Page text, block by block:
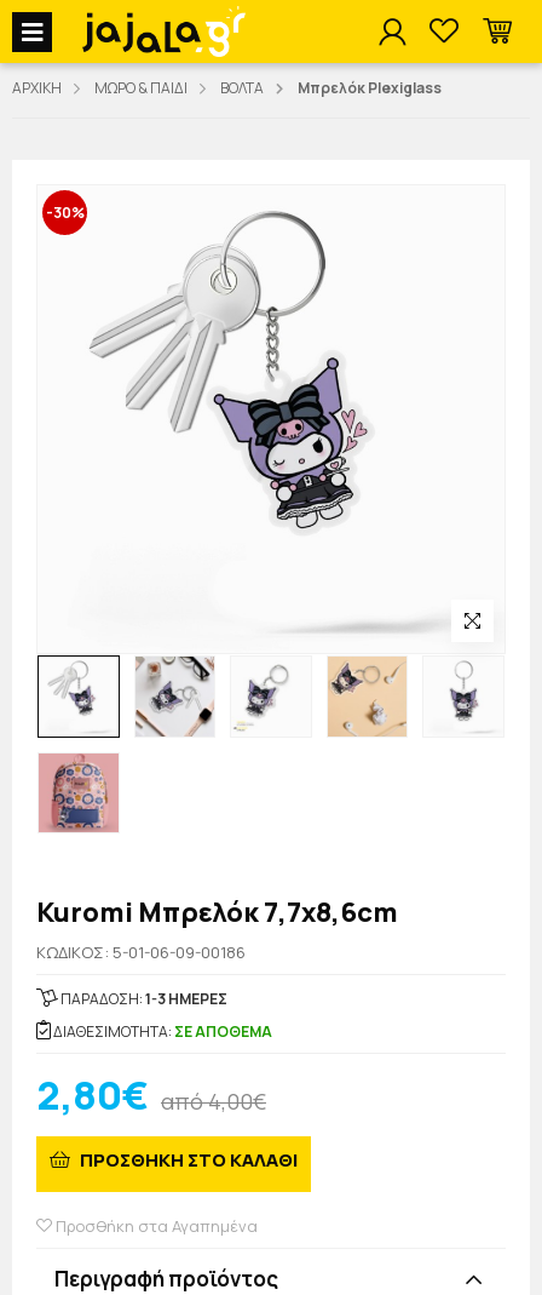
jajala Menu
ΑΡΧΙΚΗ ΜΩΡΟ & ΠΑΙΔΙ ΒΟΛΤΑ Μπρελόκ Plexiglass
-30%
Kuromi Μπρελόκ 7,7x8,6cm
KΩΔΙΚΟΣ: 5-01-06-09-00186
ΠΑΡΑΔΟΣΗ:1-3 ΗΜΕΡΕΣ
ΔΙΑΘΕΣΙΜΟΤΗΤΑ: ΣΕ ΑΠΟΘΕΜΑ
2,80€ από 4,00€
ΠΡΟΣΘΗΚΗ ΣΤΟ ΚΑΛΑΘΙ
Προσθήκη στα Αγαπημένα
Περιγραφή προϊόντος